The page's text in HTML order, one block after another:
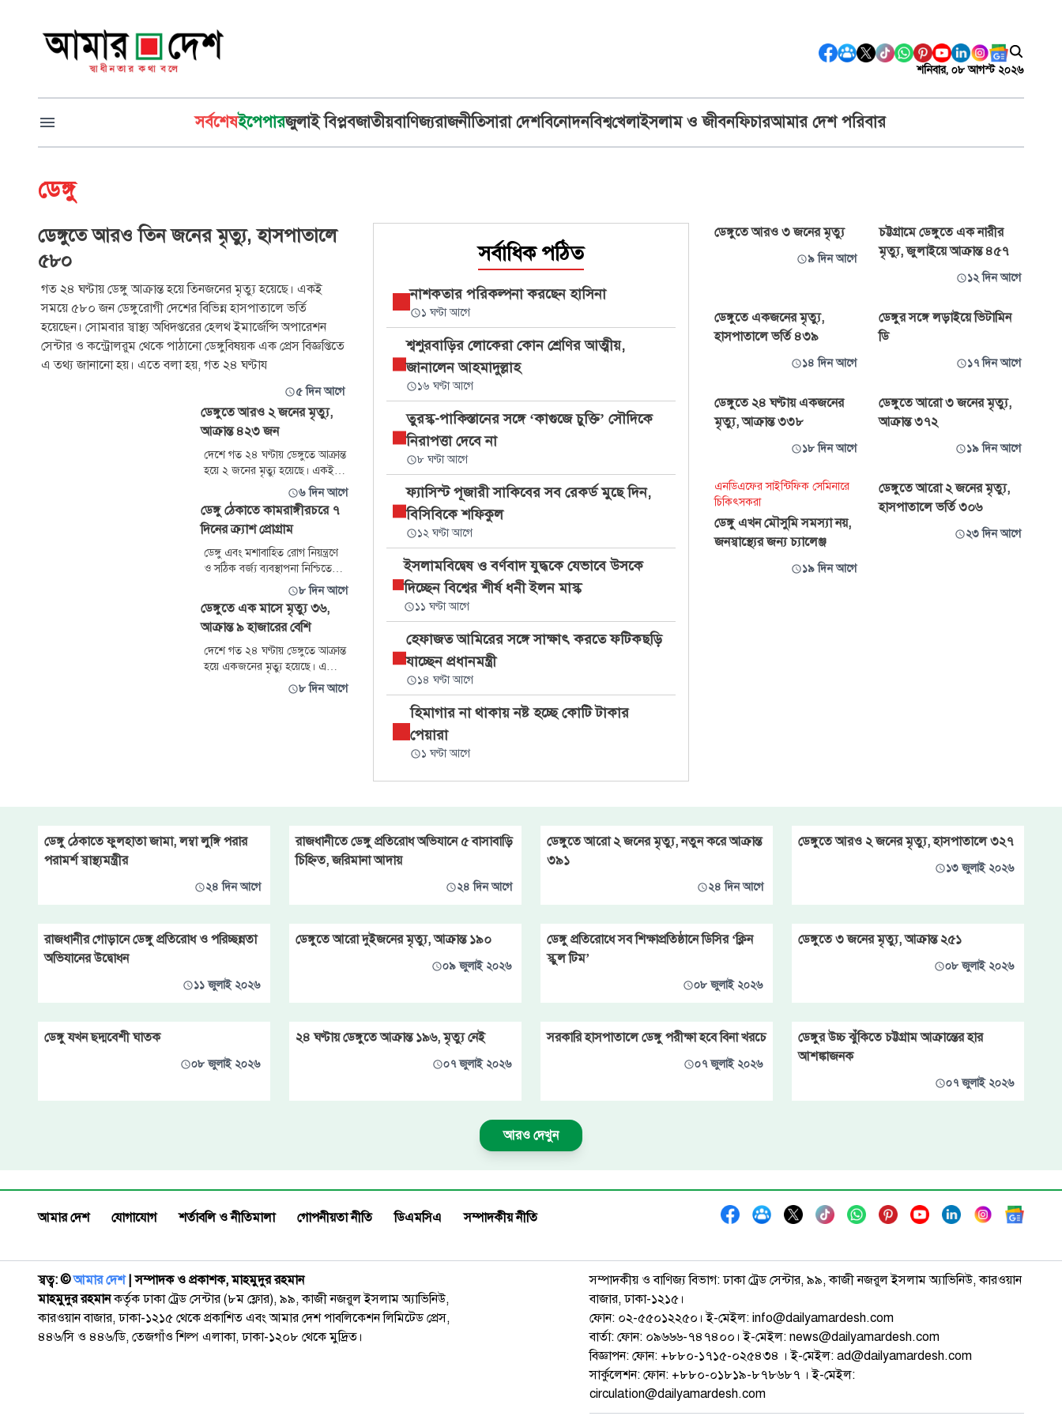
শনিবার, ০৮ আগস্ট ২০২৬
সর্বশেষইপেপারজুলাই বিপ্লবজাতীয়বাণিজ্যরাজনীতিসারা দেশবিনোদনবিশ্বখেলাইসলাম ও জীবনফিচারআমার দেশ পরিবার
ডেঙ্গু
ডেঙ্গুতে আরও তিন জনের মৃত্যু, হাসপাতালে
৫৮০
গত ২৪ ঘণ্টায় ডেঙ্গু আক্রান্ত হয়ে তিনজনের মৃত্যু হয়েছে। একই
সময়ে ৫৮০ জন ডেঙ্গুরোগী দেশের বিভিন্ন হাসপাতালে ভর্তি
হয়েছেন। সোমবার স্বাস্থ্য অধিদপ্তরের হেলথ ইমার্জেন্সি অপারেশন
সেন্টার ও কন্ট্রোলরুম থেকে পাঠানো ডেঙ্গুবিষয়ক এক প্রেস বিজ্ঞপ্তিতে
এ তথ্য জানানো হয়। এতে বলা হয়, গত ২৪ ঘণ্টায
৫ দিন আগে
ডেঙ্গুতে আরও ২ জনের মৃত্যু,
আক্রান্ত ৪২৩ জন
দেশে গত ২৪ ঘণ্টায় ডেঙ্গুতে আক্রান্ত
হয়ে ২ জনের মৃত্যু হয়েছে। একই
সময়ে আক্রান্ত হয়ে হাসপাতালে ভর্তি
হয়েছেন ৪২৩ জন। এর আগের দিন
শনিবার কারও মৃত্যু হয়নি এবং
আক্রান্ত হয়েছিলেন ৩৭১ জন। আর
আগের মাস জুলাইয়ে মোট আক্রান্ত
হয়েছিল ৯ হাজার ২০৬ জন। আর
মৃত্যু হয়েছিল ৩৬ জনের। রোববার
৬ দিন আগে
ডেঙ্গু ঠেকাতে কামরাঙ্গীরচরে ৭
দিনের ক্র্যাশ প্রোগ্রাম
ডেঙ্গু এবং মশাবাহিত রোগ নিয়ন্ত্রণে
ও সঠিক বর্জ্য ব্যবস্থাপনা নিশ্চিতে
রাজধানীর কামরাঙ্গীরচর এলাকায়
সাত দিনের বিশেষ ‘ক্র্যাশ প্রোগ্রাম’
ঘোষণা করেছেন ঢাকা দক্ষিণ সিটি
করপোরেশনের (ডিএসসিসি)
প্রশাসক বীর মুক্তিযোদ্ধা মো. আবদুস
সালাম। শুক্রবার কামরাঙ্গীরচর
ঈদগাহ মাঠ সংলগ্ন মসজিদে জুমার
৮ দিন আগে
ডেঙ্গুতে এক মাসে মৃত্যু ৩৬,
আক্রান্ত ৯ হাজারের বেশি
দেশে গত ২৪ ঘণ্টায় ডেঙ্গুতে আক্রান্ত
হয়ে একজনের মৃত্যু হয়েছে। এ
সময়ে আক্রান্ত হয়ে হাসপাতালে ভর্তি
হয়েছেন ১৫৩ জন। এর আগের দিন
৮ দিন আগে
সর্বাধিক পঠিত
নাশকতার পরিকল্পনা করছেন হাসিনা
১ ঘণ্টা আগে
শ্বশুরবাড়ির লোকেরা কোন শ্রেণির আত্মীয়,
জানালেন আহমাদুল্লাহ
১৬ ঘণ্টা আগে
তুরস্ক-পাকিস্তানের সঙ্গে ‘কাগুজে চুক্তি’ সৌদিকে
নিরাপত্তা দেবে না
৮ ঘণ্টা আগে
ফ্যাসিস্ট পূজারী সাকিবের সব রেকর্ড মুছে দিন,
বিসিবিকে শফিকুল
১২ ঘণ্টা আগে
ইসলামবিদ্বেষ ও বর্ণবাদ যুদ্ধকে যেভাবে উসকে
দিচ্ছেন বিশ্বের শীর্ষ ধনী ইলন মাস্ক
১১ ঘণ্টা আগে
হেফাজত আমিরের সঙ্গে সাক্ষাৎ করতে ফটিকছড়ি
যাচ্ছেন প্রধানমন্ত্রী
১৪ ঘণ্টা আগে
হিমাগার না থাকায় নষ্ট হচ্ছে কোটি টাকার
পেয়ারা
১ ঘণ্টা আগে
ডেঙ্গুতে আরও ৩ জনের মৃত্যু
৯ দিন আগে
চট্টগ্রামে ডেঙ্গুতে এক নারীর
মৃত্যু, জুলাইয়ে আক্রান্ত ৪৫৭
১২ দিন আগে
ডেঙ্গুতে একজনের মৃত্যু,
হাসপাতালে ভর্তি ৪৩৯
১৪ দিন আগে
ডেঙ্গুর সঙ্গে লড়াইয়ে ভিটামিন
ডি
১৭ দিন আগে
ডেঙ্গুতে ২৪ ঘণ্টায় একজনের
মৃত্যু, আক্রান্ত ৩৩৮
১৮ দিন আগে
ডেঙ্গুতে আরো ৩ জনের মৃত্যু,
আক্রান্ত ৩৭২
১৯ দিন আগে
এনডিএফের সাইন্টিফিক সেমিনারে
চিকিৎসকরা
ডেঙ্গু এখন মৌসুমি সমস্যা নয়,
জনস্বাস্থ্যের জন্য চ্যালেঞ্জ
১৯ দিন আগে
ডেঙ্গুতে আরো ২ জনের মৃত্যু,
হাসপাতালে ভর্তি ৩০৬
২৩ দিন আগে
ডেঙ্গু ঠেকাতে ফুলহাতা জামা, লম্বা লুঙ্গি পরার
পরামর্শ স্বাস্থ্যমন্ত্রীর
২৪ দিন আগে
রাজধানীতে ডেঙ্গু প্রতিরোধ অভিযানে ৫ বাসাবাড়ি
চিহ্নিত, জরিমানা আদায়
২৪ দিন আগে
ডেঙ্গুতে আরো ২ জনের মৃত্যু, নতুন করে আক্রান্ত
৩৯১
২৪ দিন আগে
ডেঙ্গুতে আরও ২ জনের মৃত্যু, হাসপাতালে ৩২৭
১৩ জুলাই ২০২৬
রাজধানীর গোড়ানে ডেঙ্গু প্রতিরোধ ও পরিচ্ছন্নতা
অভিযানের উদ্বোধন
১১ জুলাই ২০২৬
ডেঙ্গুতে আরো দুইজনের মৃত্যু, আক্রান্ত ১৯০
০৯ জুলাই ২০২৬
ডেঙ্গু প্রতিরোধে সব শিক্ষাপ্রতিষ্ঠানে ডিসির ‘ক্লিন
স্কুল টিম’
০৮ জুলাই ২০২৬
ডেঙ্গুতে ৩ জনের মৃত্যু, আক্রান্ত ২৫১
০৮ জুলাই ২০২৬
ডেঙ্গু যখন ছদ্মবেশী ঘাতক
০৮ জুলাই ২০২৬
২৪ ঘণ্টায় ডেঙ্গুতে আক্রান্ত ১৯৬, মৃত্যু নেই
০৭ জুলাই ২০২৬
সরকারি হাসপাতালে ডেঙ্গু পরীক্ষা হবে বিনা খরচে
০৭ জুলাই ২০২৬
ডেঙ্গুর উচ্চ ঝুঁকিতে চট্টগ্রাম আক্রান্তের হার
আশঙ্কাজনক
০৭ জুলাই ২০২৬
আরও দেখুন
আমার দেশ যোগাযোগ শর্তাবলি ও নীতিমালা গোপনীয়তা নীতি ডিএমসিএ সম্পাদকীয় নীতি
স্বত্ব: ©️আমার দেশ| সম্পাদক ও প্রকাশক, মাহমুদুর রহমান
মাহমুদুর রহমানকর্তৃক ঢাকা ট্রেড সেন্টার (৮ম ফ্লোর), ৯৯, কাজী নজরুল ইসলাম অ্যাভিনিউ,
কারওয়ান বাজার, ঢাকা-১২১৫ থেকে প্রকাশিত এবং আমার দেশ পাবলিকেশন লিমিটেড প্রেস,
৪৪৬/সি ও ৪৪৬/ডি, তেজগাঁও শিল্প এলাকা, ঢাকা-১২০৮ থেকে মুদ্রিত।
সম্পাদকীয় ও বাণিজ্য বিভাগ: ঢাকা ট্রেড সেন্টার, ৯৯, কাজী নজরুল ইসলাম অ্যাভিনিউ, কারওয়ান
বাজার, ঢাকা-১২১৫।
ফোন: ০২-৫৫০১২২৫০। ই-মেইল: info@dailyamardesh.com
বার্তা: ফোন: ০৯৬৬৬-৭৪৭৪০০। ই-মেইল: news@dailyamardesh.com
বিজ্ঞাপন: ফোন: +৮৮০-১৭১৫-০২৫৪৩৪ । ই-মেইল: ad@dailyamardesh.com
সার্কুলেশন: ফোন: +৮৮০-০১৮১৯-৮৭৮৬৮৭ । ই-মেইল:
circulation@dailyamardesh.com